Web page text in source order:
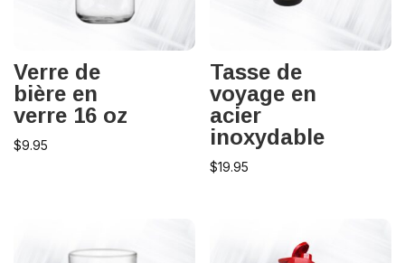
Verre de
bière en
verre 16 oz
$9.95
Tasse de
voyage en
acier
inoxydable
$19.95